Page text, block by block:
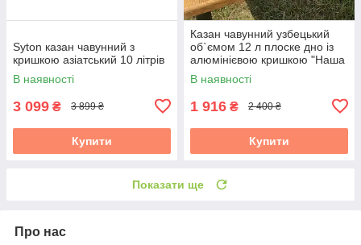
Syton казан чавунний з
кришкою азіатський 10 літрів
В наявності
3 099 ₴ 3 899 ₴
Купити
Казан чавунний узбецький
об`ємом 12 л плоске дно із
алюмінієвою кришкою "Наша
Майстерня"
В наявності
1 916 ₴ 2 400 ₴
Купити
Показати ще
Про нас